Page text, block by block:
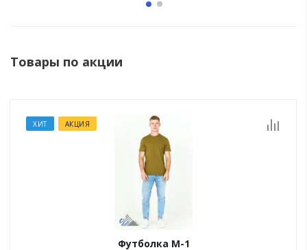
Товары по акции
ХИТ АКЦИЯ
Футболка M-1